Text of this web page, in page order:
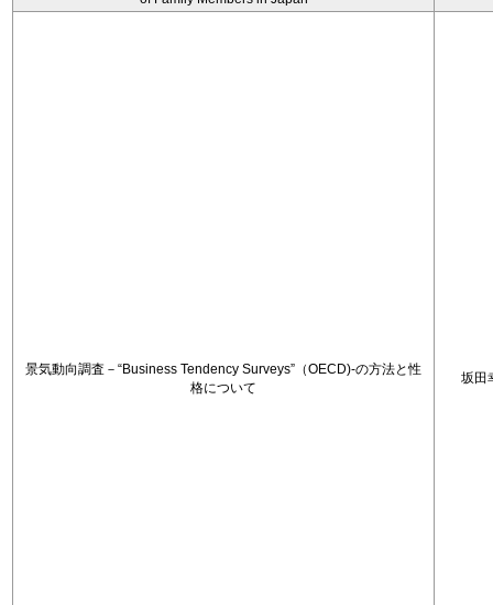
景気動向調査－“Business Tendency Surveys”（OECD)-の方法と性
格について
坂田